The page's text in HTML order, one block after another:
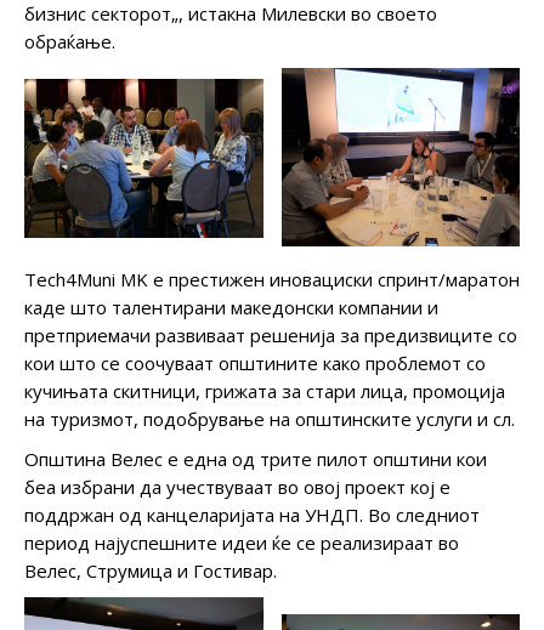
бизнис секторот„, истакна Милевски во своето
обраќање.
Тech4Muni MK е престижен иновациски спринт/маратон
каде што талентирани македонски компании и
претприемачи развиваат решенија за предизвиците со
кои што се соочуваат општините како проблемот со
кучињата скитници, грижата за стари лица, промоција
на туризмот, подобрување на општинските услуги и сл.
Општина Велес е една од трите пилот општини кои
беа избрани да учествуваат во овој проект кој е
поддржан од канцеларијата на УНДП. Во следниот
период најуспешните идеи ќе се реализираат во
Велес, Струмица и Гостивар.